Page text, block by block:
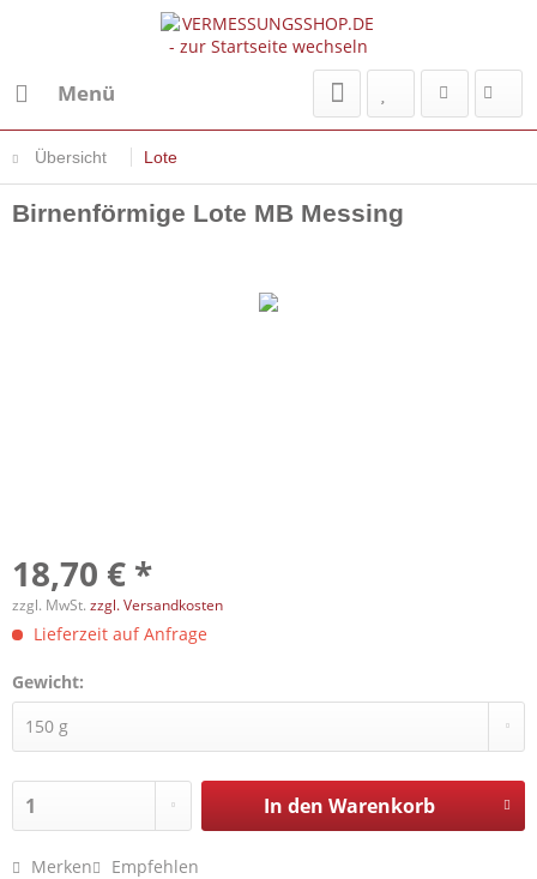
Menü
Übersicht Lote
Birnenförmige Lote MB Messing
18,70 € *
zzgl. MwSt. zzgl. Versandkosten
Lieferzeit auf Anfrage
Gewicht:
In den Warenkorb
Merken Empfehlen